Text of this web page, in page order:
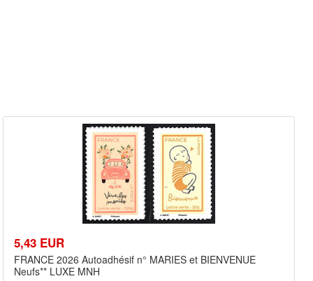
5,43 EUR
FRANCE 2026 Autoadhésif n° MARIES et BIENVENUE
Neufs** LUXE MNH